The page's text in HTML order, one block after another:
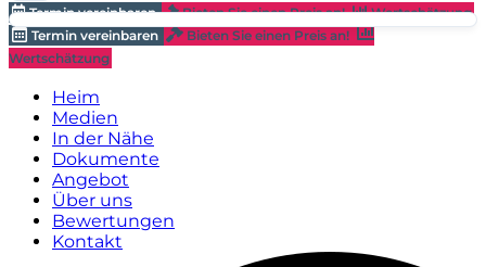
Termin vereinbaren Bieten Sie einen Preis an!
Wertschätzung
Termin vereinbaren
Bieten Sie einen Preis an!
Wertschätzung
Heim
Medien
In der Nähe
Dokumente
Angebot
Über uns
Bewertungen
Kontakt